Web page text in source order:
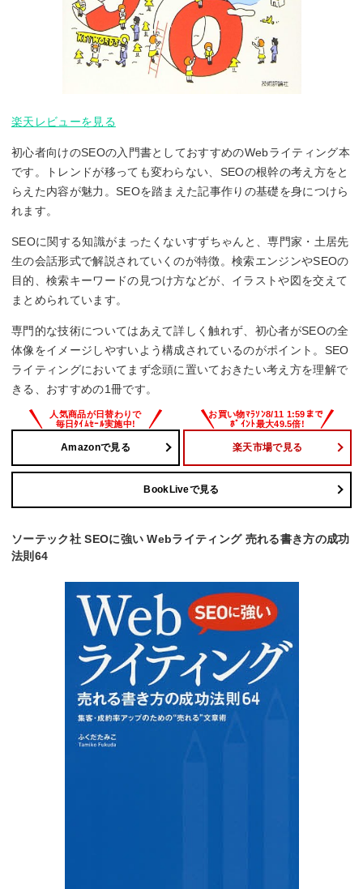
楽天レビューを見る
初心者向けのSEOの入門書としておすすめのWebライティング本
です。トレンドが移っても変わらない、SEOの根幹の考え方をと
らえた内容が魅力。SEOを踏まえた記事作りの基礎を身につけら
れます。
SEOに関する知識がまったくないすずちゃんと、専門家・土居先
生の会話形式で解説されていくのが特徴。検索エンジンやSEOの
目的、検索キーワードの見つけ方などが、イラストや図を交えて
まとめられています。
専門的な技術についてはあえて詳しく触れず、初心者がSEOの全
体像をイメージしやすいよう構成されているのがポイント。SEO
ライティングにおいてまず念頭に置いておきたい考え方を理解で
きる、おすすめの1冊です。
Amazonで見る 楽天市場で見る
BookLiveで見る
ソーテック社 SEOに強い Webライティング 売れる書き方の成功
法則64